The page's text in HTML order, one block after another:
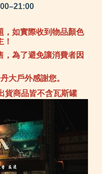
，如實際收到物品顏色
，為了避免讓消費者因
大戶外感謝您。
貨商品皆不含瓦斯罐